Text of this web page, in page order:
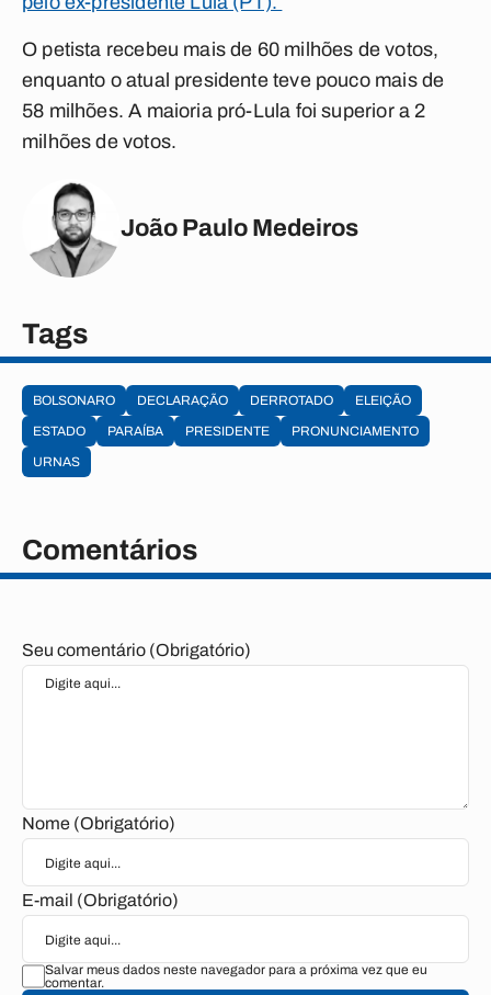
O petista recebeu mais de 60 milhões de votos,
enquanto o atual presidente teve pouco mais de
58 milhões. A maioria pró-Lula foi superior a 2
milhões de votos.
João Paulo Medeiros
Tags
BOLSONARO DECLARAÇÃO DERROTADO
ELEIÇÃO
ESTADO
PARAÍBA PRESIDENTE
PRONUNCIAMENTO
URNAS
Comentários
Seu comentário (Obrigatório)
Nome (Obrigatório)
E-mail (Obrigatório)
Salvar meus dados neste navegador para a próxima vez que eu
comentar.